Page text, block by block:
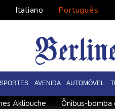
Italiano Português
AVENIDA AUTOMÓVEL
Akliouche Ônibus-bomba